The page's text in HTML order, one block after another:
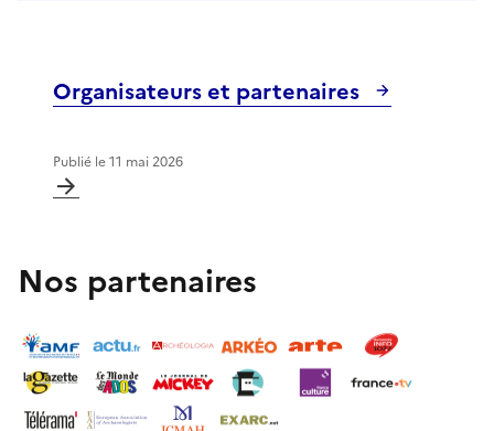
Organisateurs et partenaires
Publié le11 mai 2026
Nos partenaires